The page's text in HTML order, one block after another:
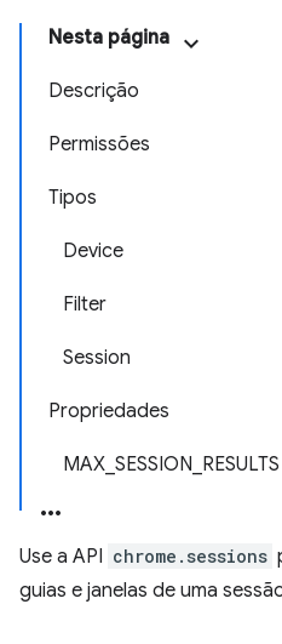
Nesta página
Descrição
Permissões
Tipos
Device
Filter
Session
Propriedades
MAX_SESSION_RESULTS
Use a API chrome.sessions
guias e janelas de uma